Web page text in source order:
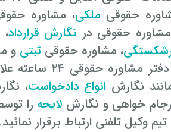
حقوقی ملکی، مشاوره
حقوقی در نگارش قرارداد
، مشاوره حقوقیثبتی و
۲۴ ساعته علاوه بر ارائه موارد فوق، انواع
نگارش انواع دادخواست،
خواهی و نگارش لایحه را
تیم وکیل تلفنی ارتباط برقرار نمائید.